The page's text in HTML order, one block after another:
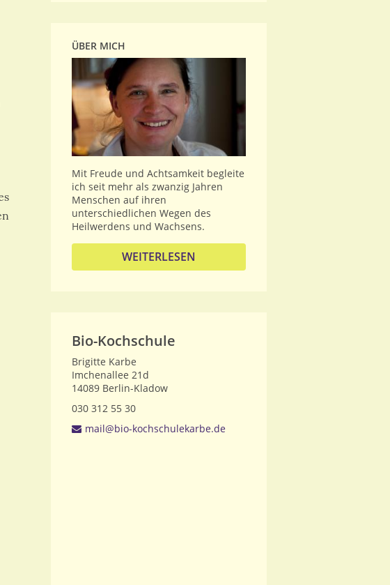
ÜBER MICH
Mit Freude und Achtsamkeit begleite
ich seit mehr als zwanzig Jahren
Menschen auf ihren
unterschiedlichen Wegen des
Heilwerdens und Wachsens.
WEITERLESEN
Bio-Kochschule
Brigitte Karbe
Imchenallee 21d
14089 Berlin-Kladow
030 312 55 30
mail@bio-kochschulekarbe.de